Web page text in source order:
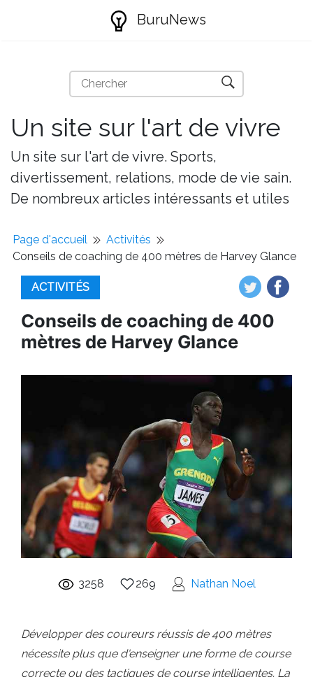
BuruNews
Un site sur l'art de vivre
Un site sur l'art de vivre. Sports,
divertissement, relations, mode de vie sain.
De nombreux articles intéressants et utiles
Page d'accueil
Activités
Conseils de coaching de 400 mètres de Harvey Glance
ACTIVITÉS
Conseils de coaching de 400
mètres de Harvey Glance
3258 269 Nathan Noel
Développer des coureurs réussis de 400 mètres
nécessite plus que d'enseigner une forme de course
correcte ou des tactiques de course intelligentes. La